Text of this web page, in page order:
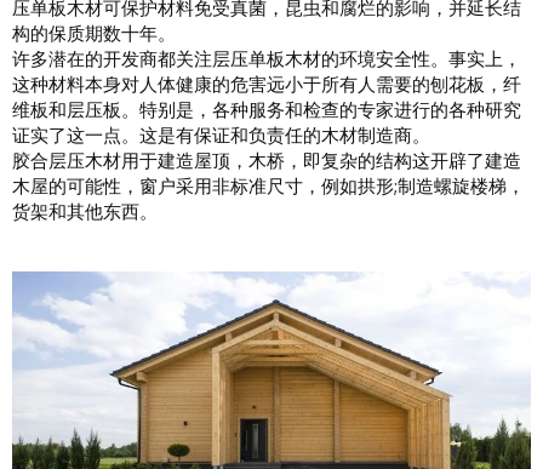
压单板木材可保护材料免受真菌，昆虫和腐烂的影响，并延长结
构的保质期数十年。
许多潜在的开发商都关注层压单板木材的环境安全性。事实上，
这种材料本身对人体健康的危害远小于所有人需要的刨花板，纤
维板和层压板。特别是，各种服务和检查的专家进行的各种研究
证实了这一点。这是有保证和负责任的木材制造商。
胶合层压木材用于建造屋顶，木桥，即复杂的结构这开辟了建造
木屋的可能性，窗户采用非标准尺寸，例如拱形;制造螺旋楼梯，
货架和其他东西。